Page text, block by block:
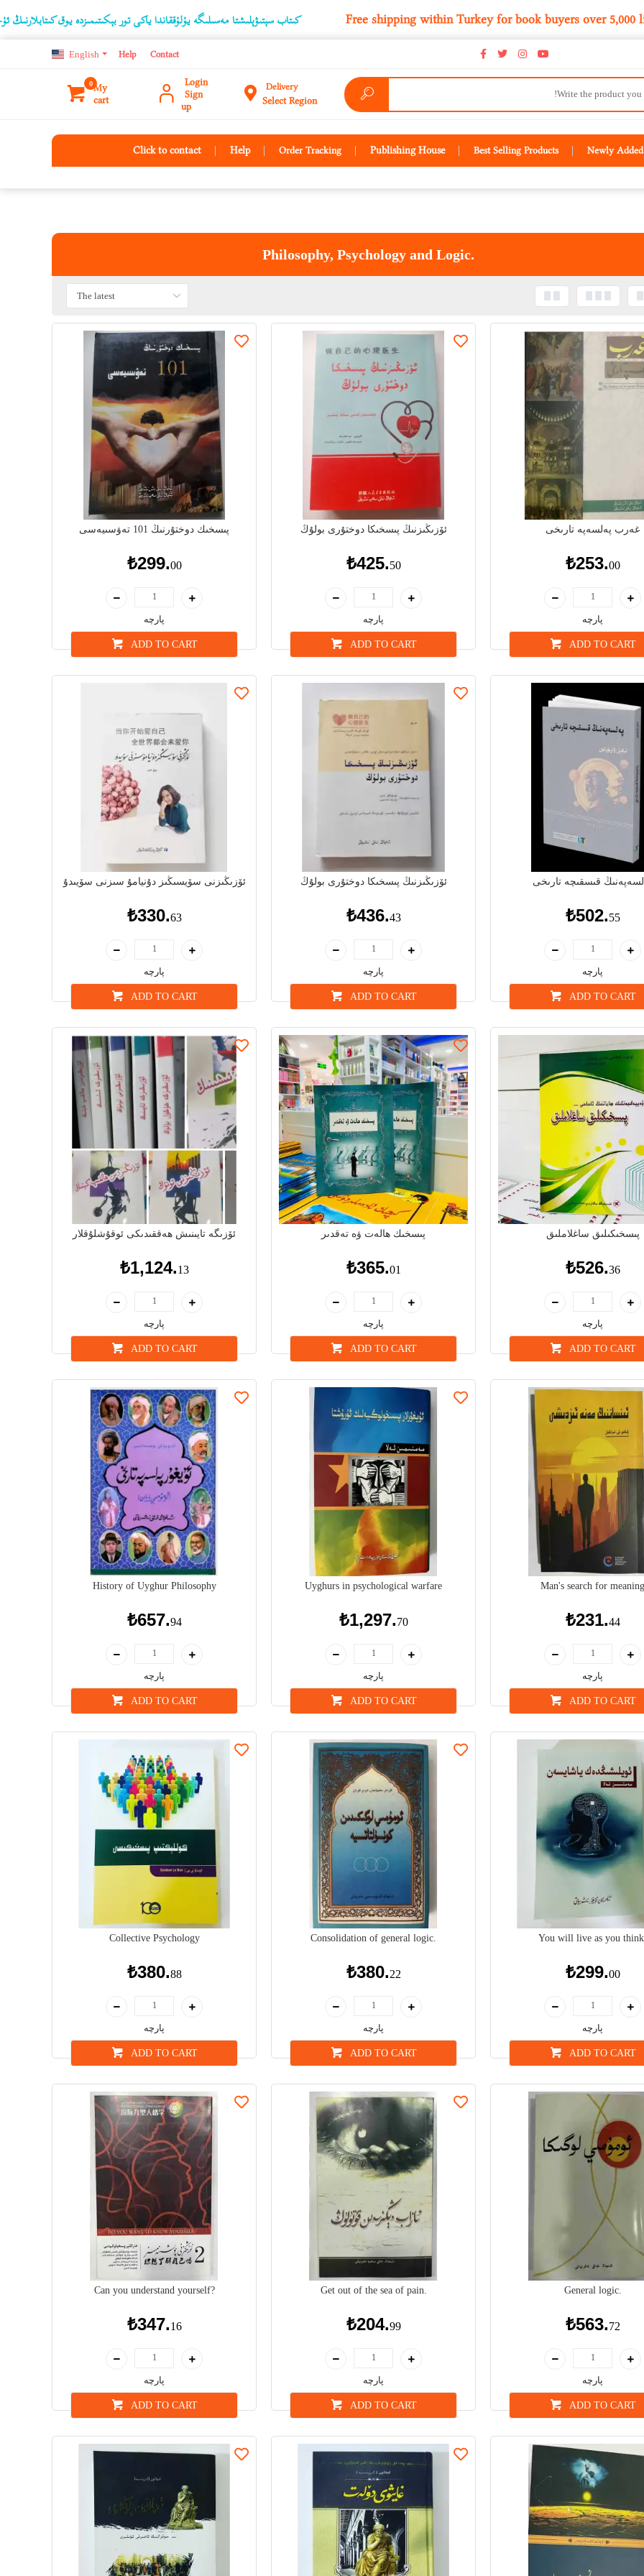
كىتاب سېتىۋېلىشتا مەسىلىگە يۇلۇققاندا ياكى تور بېكىتىمىزدە يوق كىتابلارنىڭ ئۇچۇرىنى Free shipping within Turkey for book
English Help Contact
Delivery
Select Region
Login
Sign
up
0My
cart
Newly
Best Selling Products
Publishing House
Order Tracking
Help
Click to contact
Philosophy, Psychology and Logic.
غەرب پەلسەپە تارىخى
₺253.00
پارچە
ADD TO CART
ئۆزىڭىزنىڭ پىسخىكا دوختۇرى بولۇڭ
₺425.50
پارچە
ADD TO CART
پىسخىك دوختۇرنىڭ 101 تەۋسىيەسى
₺299.00
پارچە
ADD TO CART
قىسقىچە تارىخى
₺502.55
پارچە
ADD TO CART
ئۆزىڭىزنىڭ پىسخىكا دوختۇرى بولۇڭ
₺436.43
پارچە
ADD TO CART
ئۆزىڭىزنى سۆيسىڭىز دۇنيامۇ سىزنى سۆيىدۇ
₺330.63
پارچە
ADD TO CART
پىسخىكىلىق ساغلاملىق
₺526.36
پارچە
ADD TO CART
پىسخىك ھالەت ۋە تەقدىر
₺365.01
پارچە
ADD TO CART
ئۆزىگە تايىنىش ھەققىدىكى ئوقۇشلۇقلار
₺1,124.13
پارچە
ADD TO CART
Man's search for meaning
₺231.44
پارچە
ADD TO CART
Uyghurs in psychological warfare
₺1,297.70
پارچە
ADD TO CART
History of Uyghur Philosophy
₺657.94
پارچە
ADD TO CART
You will live as you think.
₺299.00
پارچە
ADD TO CART
Consolidation of general logic.
₺380.22
پارچە
ADD TO CART
Collective Psychology
₺380.88
پارچە
ADD TO CART
General logic.
₺563.72
پارچە
ADD TO CART
Get out of the sea of pain.
₺204.99
پارچە
ADD TO CART
Can you understand yourself?
₺347.16
پارچە
ADD TO CART